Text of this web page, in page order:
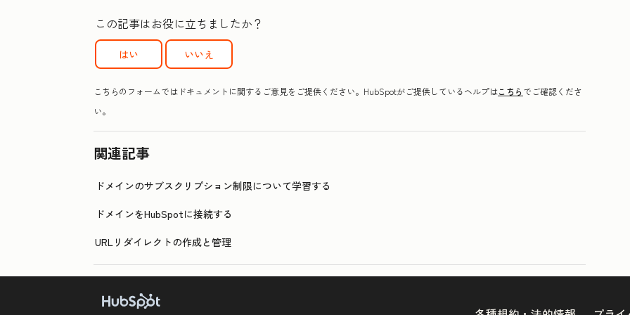
この記事はお役に立ちましたか？
はい いいえ
こちらのフォームではドキュメントに関するご意見をご提供ください。HubSpotがご提供しているヘルプはこちらでご確認くださ
い。
関連記事
ドメインのサブスクリプション制限について学習する
ドメインをHubSpotに接続する
URLリダイレクトの作成と管理